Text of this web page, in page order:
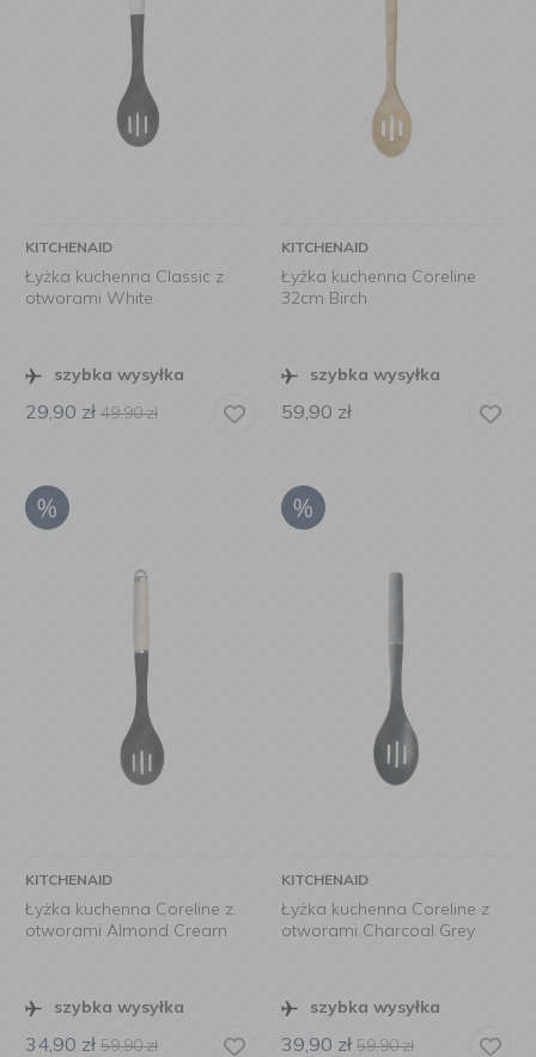
KITCHENAID
Łyżka kuchenna Classic z
otworami White
szybka wysyłka
29,90 zł 49,90zł
KITCHENAID
Łyżka kuchenna Coreline
32cm Birch
szybka wysyłka
59,90 zł
KITCHENAID
Łyżka kuchenna Coreline z
otworami Almond Cream
szybka wysyłka
34,90 zł 59,90zł
KITCHENAID
Łyżka kuchenna Coreline z
otworami Charcoal Grey
szybka wysyłka
39,90 zł 59,90zł